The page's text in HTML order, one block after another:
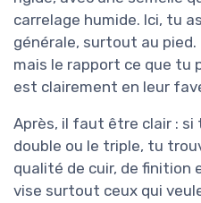
carrelage humide. Ici, tu
générale, surtout au pied.
mais le rapport ce que tu
est clairement en leur
Après, il faut être clair :
double ou le triple, tu
qualité de cuir, de finition
vise surtout ceux qui